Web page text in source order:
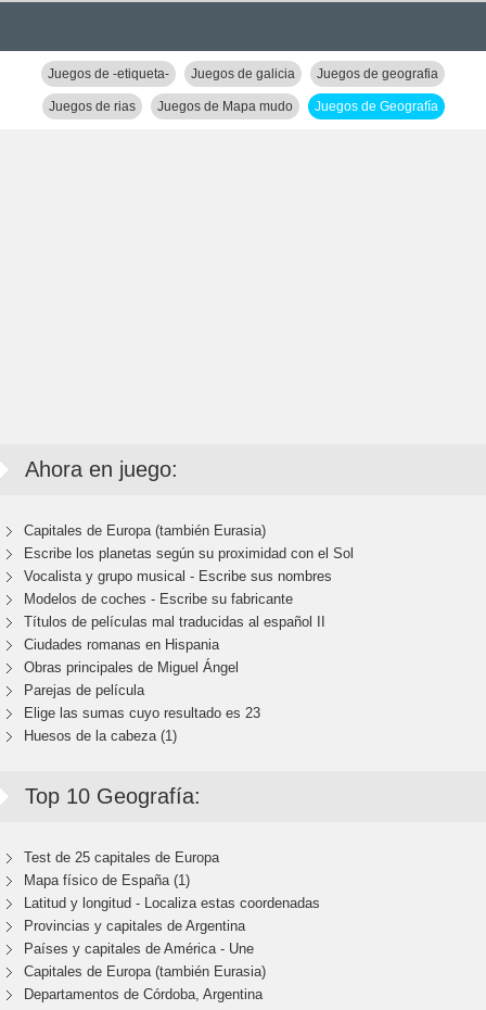
Juegos de -etiqueta- Juegos de galicia Juegos de geografia
Juegos de rias Juegos de Mapa mudo Juegos de Geografía
Ahora en juego:
Capitales de Europa (también Eurasia)
Escribe los planetas según su proximidad con el Sol
Vocalista y grupo musical - Escribe sus nombres
Modelos de coches - Escribe su fabricante
Títulos de películas mal traducidas al español II
Ciudades romanas en Hispania
Obras principales de Miguel Ángel
Parejas de película
Elige las sumas cuyo resultado es 23
Huesos de la cabeza (1)
Top 10 Geografía:
Test de 25 capitales de Europa
Mapa físico de España (1)
Latitud y longitud - Localiza estas coordenadas
Provincias y capitales de Argentina
Países y capitales de América - Une
Capitales de Europa (también Eurasia)
Departamentos de Córdoba, Argentina